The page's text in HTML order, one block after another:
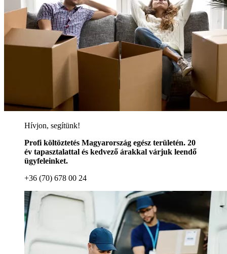
Hívjon, segítünk!
Profi költöztetés Magyarország egész területén. 20
év tapasztalattal és kedvező árakkal várjuk leendő
ügyfeleinket.
+36 (70) 678 00 24